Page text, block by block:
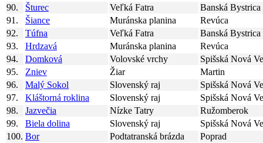
90. Šturec Veľká Fatra
Banská Bystrica
91.
Šiance Muránska planina
Revúca
92.
Túfna Veľká Fatra
Banská Bystrica
93.
Hrdzavá Muránska planina
Revúca
94.
Domková Volovské vrchy
Spišská Nová
95.
Zniev Žiar
Martin
96.
Malý Sokol Slovenský raj
Spišská Nová
97.
Kláštorná roklina Slovenský raj
Spišská Nová
98.
Jazvečia Nízke Tatry
Ružomberok
99.
Biela dolina Slovenský raj
Spišská Nová
100. Bor Podtatranská brázda
Poprad